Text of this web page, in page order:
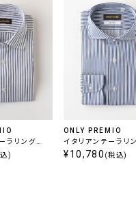
ラリング
)
ONLY PREMIO
イタリアンテーラリ
ンアイロン / ストラ
¥10,780 (税込)